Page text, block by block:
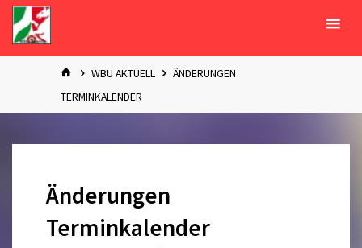
Zum
Inhalt
springen
STARTWBU AKTUELL
ÄNDERUNGEN
TERMINKALENDER
Änderungen
Terminkalender